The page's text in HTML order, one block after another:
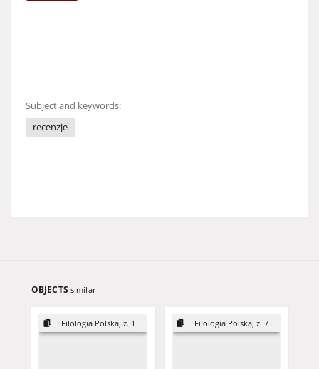
Subject and keywords:
recenzje
OBJECTS similar
Filologia Polska, z. 1 Filologia Polska, z. 7